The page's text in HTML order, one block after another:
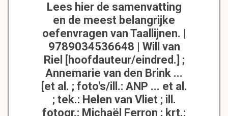
Lees hier de samenvatting
en de meest belangrijke
oefenvragen van Taallijnen. |
9789034536648 | Will van
Riel [hoofdauteur/eindred.] ;
Annemarie van den Brink ...
[et al. ; foto's/ill.: ANP ... et al.
; tek.: Helen van Vliet ; ill.
fotogr.: Michaël Ferron ; krt.: